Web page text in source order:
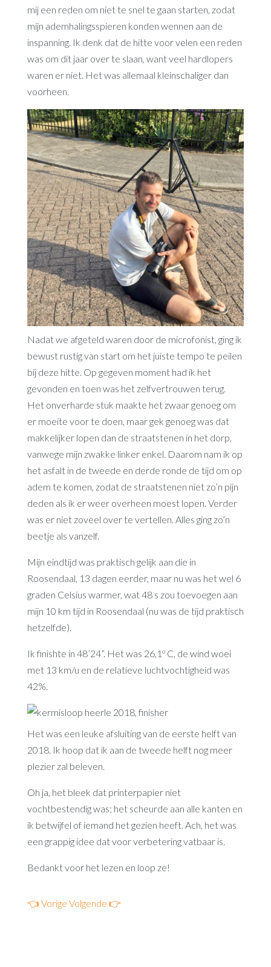
mij een reden om niet te snel te gaan starten, zodat
mijn ademhalingsspieren konden wennen aan de
inspanning. Ik denk dat de hitte voor velen een reden
was om dit jaar over te slaan, want veel hardlopers
waren er niet. Het was allemaal kleinschaliger dan
voorheen.
Nadat we afgeteld waren door de microfonist, ging ik
bewust rustig van start om het juiste tempo te peilen
bij deze hitte. Op gegeven moment had ik het
gevonden en toen was het zelfvertrouwen terug.
Het onverharde stuk maakte het zwaar genoeg om
er moeite voor te doen, maar gek genoeg was dat
makkelijker lopen dan de straatstenen in het dorp,
vanwege mijn zwakke linker enkel. Daarom nam ik op
het asfalt in de tweede en derde ronde de tijd om op
adem te komen, zodat de straatstenen niet zo’n pijn
deden als ik er weer overheen moest lopen. Verder
was er niet zoveel over te vertellen. Alles ging zo’n
beetje als vanzelf.
Mijn eindtijd was praktisch gelijk aan die in
Roosendaal, 13 dagen eerder, maar nu was het wel 6
graden Celsius warmer, wat 48 s zou toevoegen aan
mijn 10 km tijd in Roosendaal (nu was de tijd praktisch
hetzelfde).
Ik finishte in 48’24”. Het was 26,1º C, de wind woei
met 13 km/u en de relatieve luchtvochtigheid was
42%.
Het was een leuke afsluiting van de eerste helft van
2018. Ik hoop dat ik aan de tweede helft nog meer
plezier zal beleven.
Oh ja, het bleek dat printerpapier niet
vochtbestendig was; het scheurde aan alle kanten en
ik betwijfel of iemand het gezien heeft. Ach, het was
een grappig idee dat voor verbetering vatbaar is.
Bedankt voor het lezen en loop ze!
👈 Vorige Volgende 👉